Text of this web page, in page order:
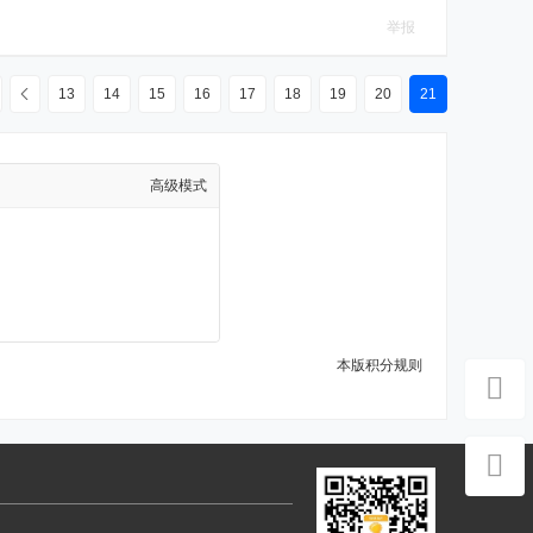
举报
13 14 15 16 17 18 19 20 21
高级模式
本版积分规则